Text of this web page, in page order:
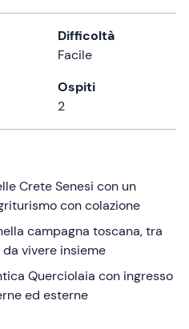
Difficoltà
Facile
Ospiti
2
Crete Senesi con un
con colazione
campagna toscana, tra
vivere insieme
Querciolaia con ingresso
ed esterne